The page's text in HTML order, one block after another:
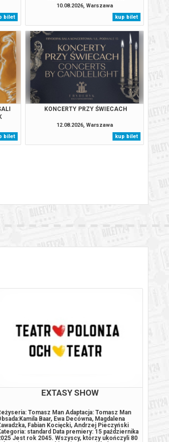
od 65,00 pln BILETY
od 65,00 pln BILETY
od 95,00 pln BILETY
od 65,00 pln BILETY
BILETY
od 95,00 pln BILETY
od 65,00 pln BILETY
od 65,00 pln BILETY
od 65,00 pln BILETY
BILETY
od 65,00 pln BILETY
od 95,00 pln BILETY
bilet
10.08.2026, Warszawa
kup bilet
bilet
KONCERTY PRZY ŚWIECACH
12.08.2026, Warszawa
kup bilet
EXTASY SHOW
Tomasz Man Adaptacja: Tomasz Man
Baar, Ewa Decówna, Magdalena
Fabian Kocięcki, Andrzej Pieczyński
standard Data premiery: 15 października
Jest rok 2045. Wszyscy, którzy ukończyli 80
sobą